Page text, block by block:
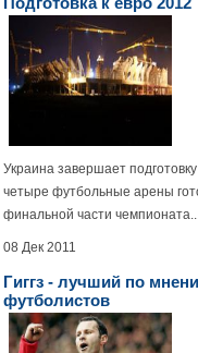
Украина завершает
четыре футбольные арены
финальной части
08 Дек 2011
Гиггз - лучший по
футболистов